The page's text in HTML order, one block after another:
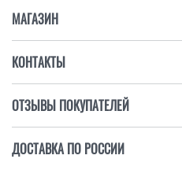
МАГАЗИН
КОНТАКТЫ
ОТЗЫВЫ ПОКУПАТЕЛЕЙ
ДОСТАВКА ПО РОССИИ